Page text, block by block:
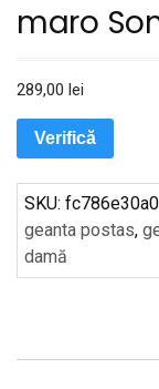
maro
289,00 lei
Verifică
SKU:
geanta postas,
damă